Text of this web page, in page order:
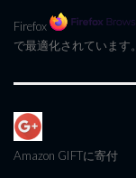
Firefox
で最適化されています。
Amazon GIFTに寄付